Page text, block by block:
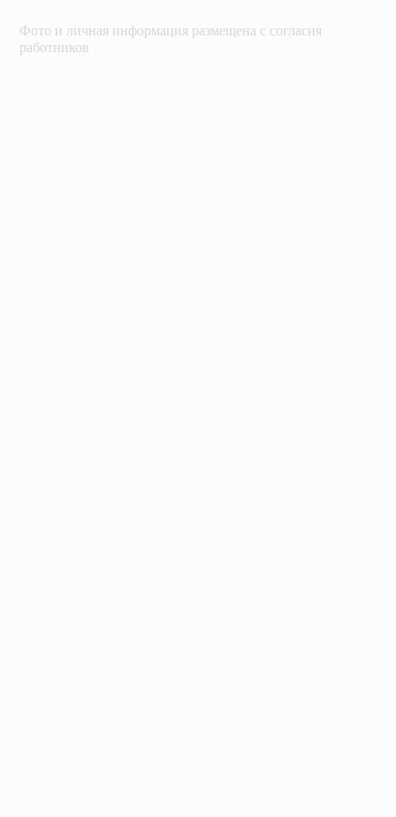
Фото и личная информация размещена с согласия
работников